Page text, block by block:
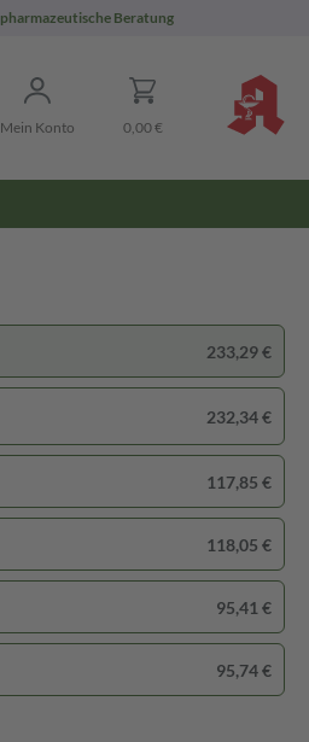
pharmazeutische Beratung
Mein Konto 0,00 €
232,34 €
233,29 €
117,85 €
118,05 €
95,41 €
95,74 €